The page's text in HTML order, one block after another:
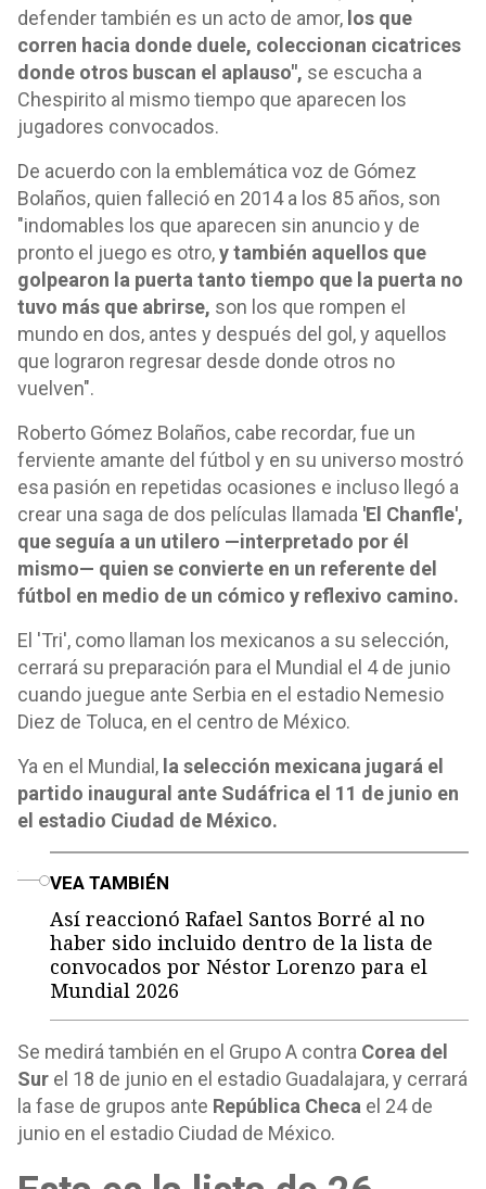
defender también es un acto de amor, los que
corren hacia donde duele, coleccionan cicatrices
donde otros buscan el aplauso", se escucha a
Chespirito al mismo tiempo que aparecen los
jugadores convocados.
De acuerdo con la emblemática voz de Gómez
Bolaños, quien falleció en 2014 a los 85 años, son
"indomables los que aparecen sin anuncio y de
pronto el juego es otro,y también aquellos que
golpearon la puerta tanto tiempo que la puerta no
tuvo más que abrirse, son los que rompen el
mundo en dos, antes y después del gol, y aquellos
que lograron regresar desde donde otros no
vuelven".
Roberto Gómez Bolaños, cabe recordar, fue un
ferviente amante del fútbol y en su universo mostró
esa pasión en repetidas ocasiones e incluso llegó a
crear una saga de dos películas llamada 'El Chanfle',
que seguía a un utilero —interpretado por él
mismo— quien se convierte en un referente del
fútbol en medio de un cómico y reflexivo camino.
El 'Tri', como llaman los mexicanos a su selección,
cerrará su preparación para el Mundial el 4 de junio
cuando juegue ante Serbia en el estadio Nemesio
Diez de Toluca, en el centro de México.
Ya en el Mundial, la selección mexicana jugará el
partido inaugural ante Sudáfrica el 11 de junio en
el estadio Ciudad de México.
VEA TAMBIÉN
Así reaccionó Rafael Santos Borré al no
haber sido incluido dentro de la lista de
convocados por Néstor Lorenzo para el
Mundial 2026
Se medirá también en el Grupo A contra Corea del
Sur el 18 de junio en el estadio Guadalajara, y cerrará
la fase de grupos ante República Checa el 24 de
junio en el estadio Ciudad de México.